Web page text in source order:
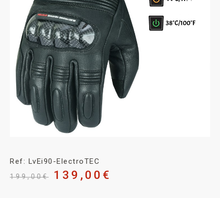
Ref: LvEi90-ElectroTEC
199,00€ 139,00 €